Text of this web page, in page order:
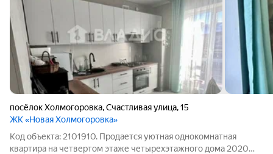
посёлок Холмогоровка,Счастливая улица,15
ЖК «Новая Холмогоровка»
Код объекта: 2101910. Продается уютная однокомнатная
квартира на четвертом этаже четырехэтажного дома 2020